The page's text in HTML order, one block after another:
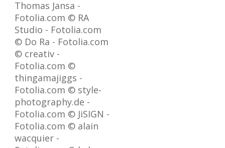
Thomas Jansa -
Fotolia.com © RA
Studio - Fotolia.com
© Do Ra - Fotolia.com
© creativ -
Fotolia.com ©
thingamajiggs -
Fotolia.com © style-
photography.de -
Fotolia.com © JiSIGN -
Fotolia.com © alain
wacquier -